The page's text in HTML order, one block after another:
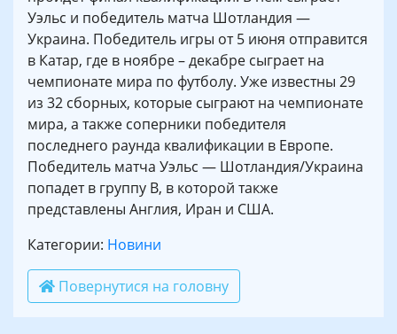
Уэльс и победитель матча Шотландия —
Украина. Победитель игры от 5 июня отправится
в Катар, где в ноябре – декабре сыграет на
чемпионате мира по футболу. Уже известны 29
из 32 сборных, которые сыграют на чемпионате
мира, а также соперники победителя
последнего раунда квалификации в Европе.
Победитель матча Уэльс — Шотландия/Украина
попадет в группу B, в которой также
представлены Англия, Иран и США.
Категории: Новини
Повернутися на головну